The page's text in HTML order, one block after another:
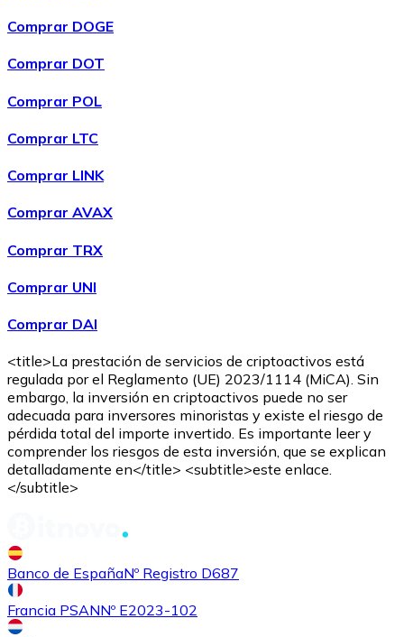
tarjeta
ComprarAvalanchecon transferencia bancariacon tarjeta
AVAX
ComprarShiba Inucon transferencia bancaria
SHIB
Comprar DOGE
Comprar DOT
Comprar POL
Comprar LTC
Comprar LINK
Comprar AVAX
Comprar TRX
Comprar UNI
Comprar DAI
<title>La prestación de servicios de criptoactivos está
regulada por el Reglamento (UE) 2023/1114 (MiCA). Sin
embargo, la inversión en criptoactivos puede no ser
adecuada para inversores minoristas y existe el riesgo de
pérdida total del importe invertido. Es importante leer y
comprender los riesgos de esta inversión, que se explican
detalladamente en</title> <subtitle>este enlace.
</subtitle>
Banco de EspañaNº Registro D687
Francia PSANNº E2023-102